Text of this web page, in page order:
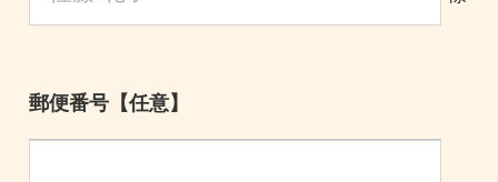
郵便番号 【任意】